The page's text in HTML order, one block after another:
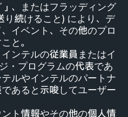
、またはフラッディング
り続けること) により、デ
イベント、その他のプロ
と。
ンテルの従業員またはイ
・プログラムの代表であ
ルやインテルのパートナ
あると示唆してユーザー
ト情報やその他の個人情